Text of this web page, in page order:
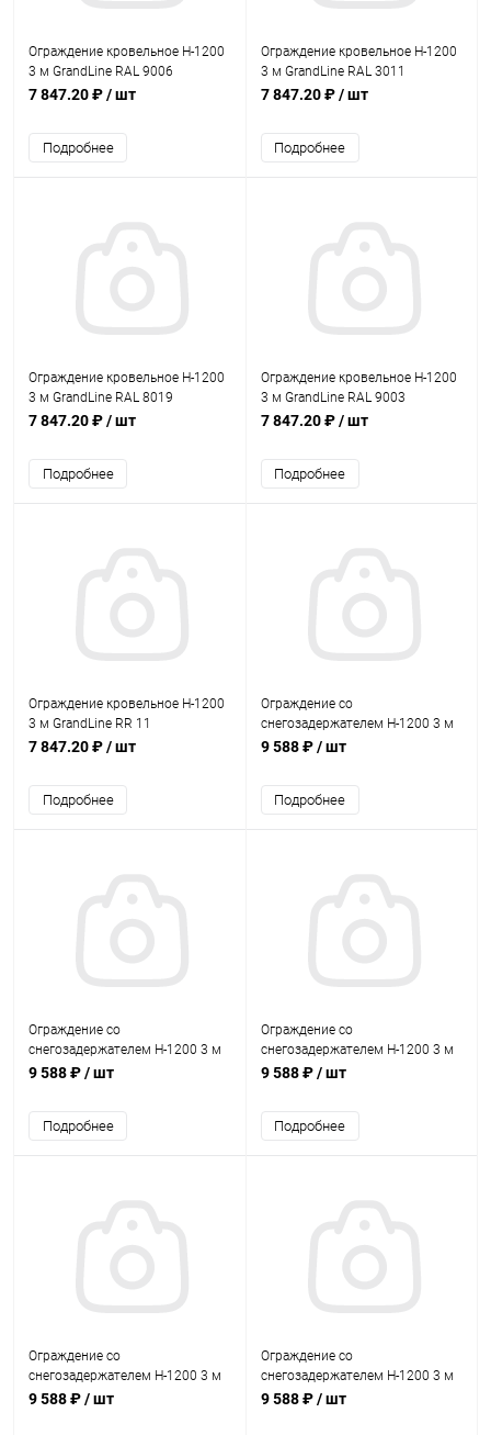
Ограждение кровельное Н-1200
3 м GrandLine RAL 9006
7 847.20 ₽/ шт
Подробнее
Ограждение кровельное Н-1200
3 м GrandLine RAL 3011
7 847.20 ₽/ шт
Подробнее
Ограждение кровельное Н-1200
3 м GrandLine RAL 8019
7 847.20 ₽/ шт
Подробнее
Ограждение кровельное Н-1200
3 м GrandLine RAL 9003
7 847.20 ₽/ шт
Подробнее
Ограждение кровельное Н-1200
3 м GrandLine RR 11
7 847.20 ₽/ шт
Подробнее
Ограждение со
снегозадержателем Н-1200 3 м
GrandLine RAL 6005
9 588 ₽/ шт
Подробнее
Ограждение со
снегозадержателем Н-1200 3 м
GrandLine RAL 8017
9 588 ₽/ шт
Подробнее
Ограждение со
снегозадержателем Н-1200 3 м
GrandLine RAL 3003
9 588 ₽/ шт
Подробнее
Ограждение со
снегозадержателем Н-1200 3 м
GrandLine RAL 3005
9 588 ₽/ шт
Ограждение со
снегозадержателем Н-1200 3 м
GrandLine RAL 3009
9 588 ₽/ шт